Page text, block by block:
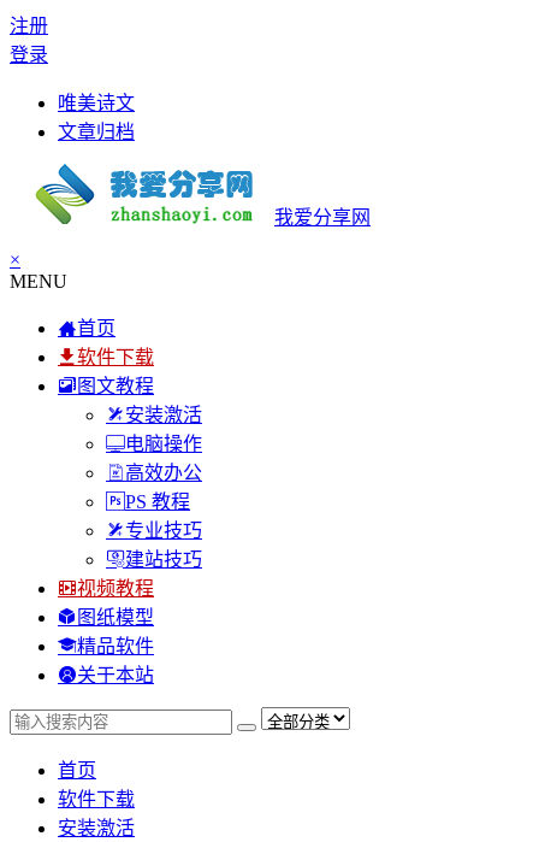
注册
登录
唯美诗文
文章归档
我爱分享网
×
MENU
首页
软件下载
图文教程
安装激活
电脑操作
高效办公
PS 教程
专业技巧
建站技巧
视频教程
图纸模型
精品软件
关于本站
首页
软件下载
安装激活